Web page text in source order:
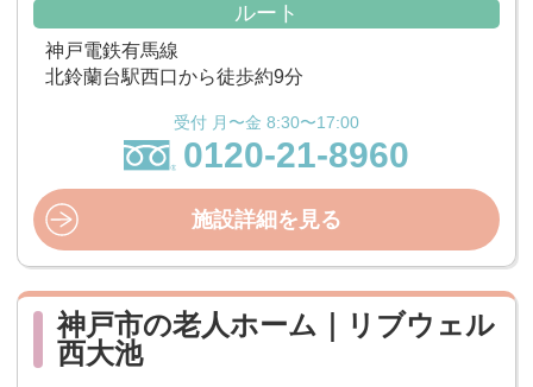
ルート
神戸電鉄有馬線
北鈴蘭台駅西口から徒歩約9分
受付 月〜金 8:30〜17:00
0120-21-8960
施設詳細を見る
神戸市の老人ホーム｜リブウェル
西大池